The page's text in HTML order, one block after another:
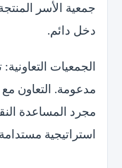
جمعية الأسر
دخل دائم.
الجمعيات
مدعومة. التعاون
مجرد المساعدة
استراتيجية